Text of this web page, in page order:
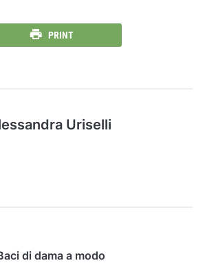
PRINT
Uriselli
di dama a modo